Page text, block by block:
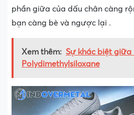
phần giữa của dấu chân càng
bạn càng bè và ngược lại .
Xem thêm: Sự khác biệt giữa
Polydimethylsiloxane